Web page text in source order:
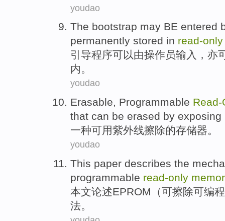
youdao
The bootstrap may BE entered
permanently stored in read-only
引导程序可以由操作员输入 ，亦
内。
youdao
Erasable, Programmable Read-
that can be erased by
一种可用紫外线擦除的存储器。
youdao
This paper describes the
programmable read-only
本文论述EPROM （可擦除可编
法。